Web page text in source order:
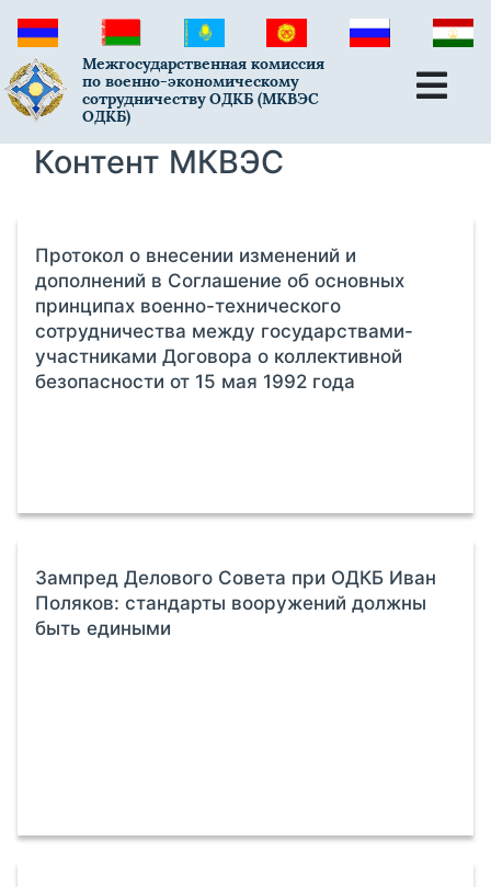
Межгосударственная комиссия
по военно-экономическому
сотрудничеству ОДКБ (МКВЭС
ОДКБ)
Контент МКВЭС
Протокол о внесении изменений и
дополнений в Соглашение об основных
принципах военно-технического
сотрудничества между государствами-
участниками Договора о коллективной
безопасности от 15 мая 1992 года
Зампред Делового Совета при ОДКБ Иван
Поляков: стандарты вооружений должны
быть едиными